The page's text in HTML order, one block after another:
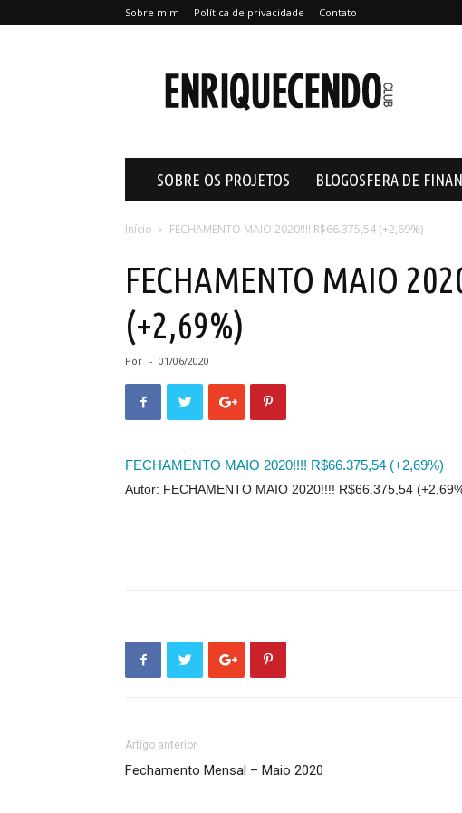
Sobre mim Política de privacidade Contato
SOBRE OS PROJETOS BLOGOSFERA DE
Início FECHAMENTO MAIO 2020!!!! R$66.375,54 (+2,69%)
FECHAMENTO MAIO
(+2,69%)
Por - 01/06/2020
FECHAMENTO MAIO 2020!!!! R$66.375,54 (+2,69%)
Autor: FECHAMENTO MAIO 2020!!!! R$66.375,54
Artigo anterior
Fechamento Mensal – Maio 2020